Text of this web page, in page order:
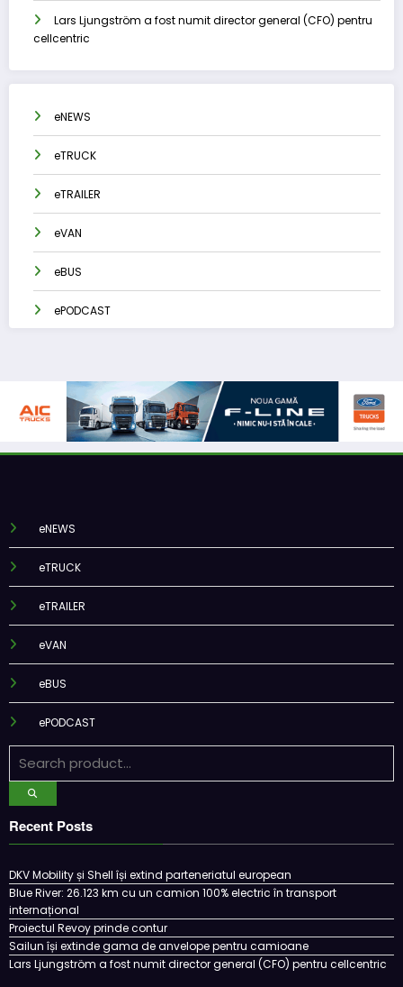
Lars Ljungström a fost numit director general (CFO) pentru
cellcentric
eNEWS
eTRUCK
eTRAILER
eVAN
eBUS
ePODCAST
eNEWS
eTRUCK
eTRAILER
eVAN
eBUS
ePODCAST
Recent Posts
DKV Mobility și Shell își extind parteneriatul european
Blue River: 26.123 km cu un camion 100% electric în transport
internațional
Proiectul Revoy prinde contur
Sailun își extinde gama de anvelope pentru camioane
Lars Ljungström a fost numit director general (CFO) pentru cellcentric